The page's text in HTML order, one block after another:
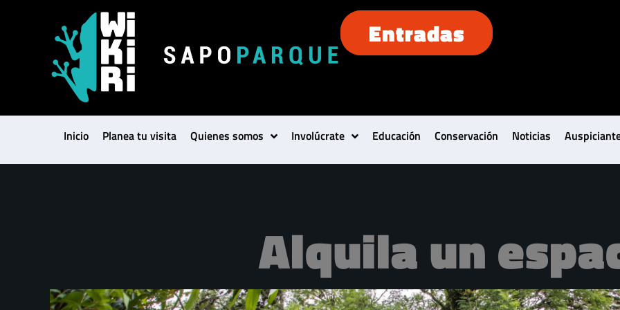
Entradas
Inicio Planea tu visita Quienes somos Involúcrate Educación Conservación Noticias
Alquila un